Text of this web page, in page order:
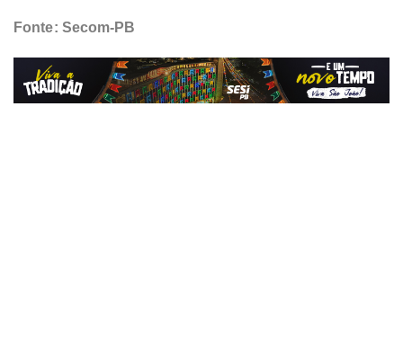
Fonte: Secom-PB